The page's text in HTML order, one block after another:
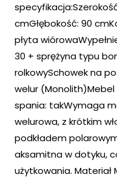
cmGłębokość: 90
płyta
30 + sprężyna typu
rolkowySchowek na
welur
spania: takWymaga
welurowa, z krótkim
podkładem
aksamitna w dotyku,
użytkowania. Materiał